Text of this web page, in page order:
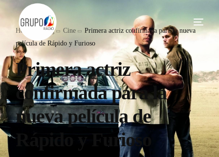
Home Blog Cine
Primera actriz confirmada para la nueva
película de Rápido y Furioso
Primera actriz
confirmada para la
nueva película de
Rápido y Furioso